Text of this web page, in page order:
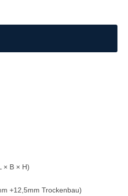
× B × H)
+12,5mm Trockenbau)